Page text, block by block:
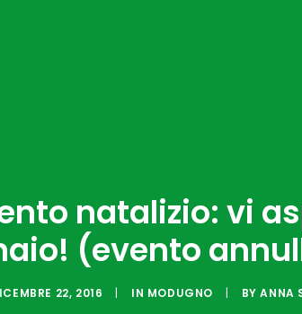
natalizio: vi
(evento
22, 2016 | IN MODUGNO | BYANNA